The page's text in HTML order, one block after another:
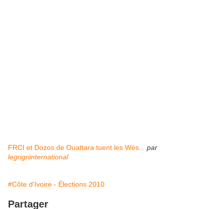
FRCI et Dozos de Ouattara tuent les Wés...
par
legrigriinternational
#Côte d'Ivoire - Élections 2010
Partager